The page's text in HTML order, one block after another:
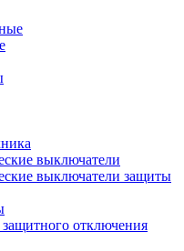
выключатели
выключатели защиты
защитного отключения